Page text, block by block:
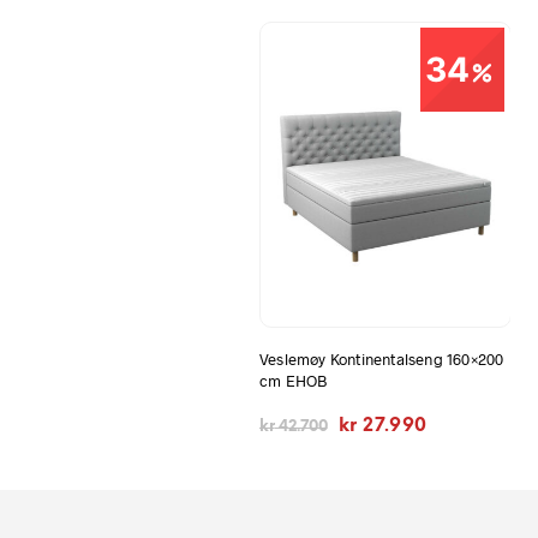
34
Veslemøy Kontinentalseng 160×200
cm EHOB
kr42.700
Opprinnelig
kr 27.990Nåværende